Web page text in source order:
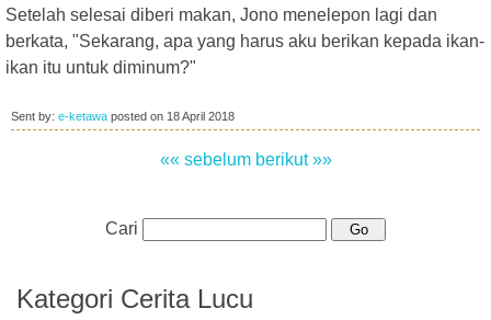
Setelah selesai diberi makan, Jono menelepon lagi dan
berkata, "Sekarang, apa yang harus aku berikan kepada ikan-
ikan itu untuk diminum?"
Sent by: e-ketawa posted on 18 April 2018
«« sebelum berikut »»
Cari
Kategori Cerita Lucu